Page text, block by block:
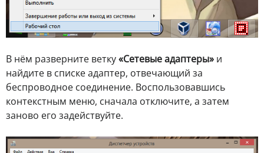
В нём разверните ветку«Сетевые адаптеры» и
найдите в списке адаптер, отвечающий за
беспроводное соединение. Воспользовавшись
контекстным меню, сначала отключите, а затем
заново его задействуйте.